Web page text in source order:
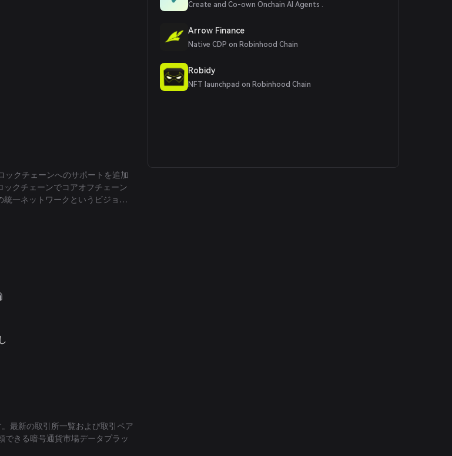
ックチェーンへのサポートを追加
ックチェーンでコアオフチェーン
一ネットワークというビジョン
最新の取引所一覧および取引ペア
できる暗号通貨市場データプラッ
Create and Co-own Onchain AI Agents .
Arrow Finance
Native CDP on Robinhood Chain
Robidy
NFT launchpad on Robinhood Chain